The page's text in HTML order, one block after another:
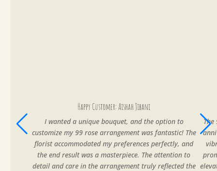
Happy Customer: Aishah Jibani
I wanted a unique bouquet, and the option to
customize my 99 rose arrangement was fantastic! The
florist accommodated my preferences perfectly, and
the end result was a masterpiece. The attention to
detail and care in the arrangement truly reflected the
The